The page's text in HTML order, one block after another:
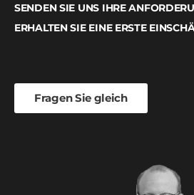
SENDEN SIE UNS IHRE
ERHALTEN SIE EINE ERSTE
Fragen Sie gleich